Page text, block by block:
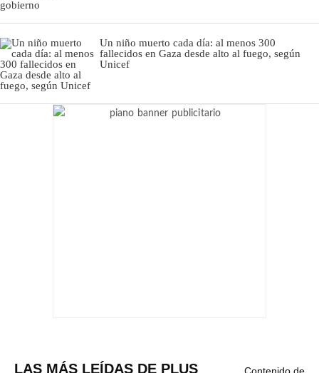
Un niño muerto cada día: al menos 300
fallecidos en Gaza desde alto al fuego, según
Unicef
LAS MÁS LEÍDAS DE PLUS